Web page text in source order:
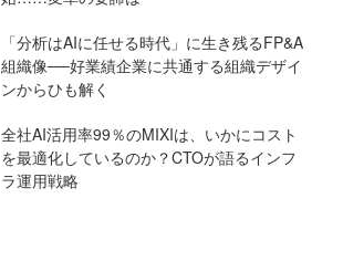
「分析はAIに任せる時代」に生き残るFP&A
組織像──好業績企業に共通する組織デザイ
ンからひも解く
全社AI活用率99％のMIXIは、いかにコスト
を最適化しているのか？CTOが語るインフ
ラ運用戦略